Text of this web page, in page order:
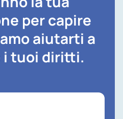
per capire
aiutarti a
i tuoi diritti.